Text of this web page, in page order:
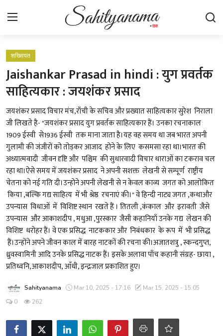
स्वतंत्रता सेनानी
साहित्य समाचार
होम
कहानी
कविता
आलेख
शख्सियत
धरोहर
उपन्यास
सिनेमा
शख्सियत
Jaishankar Prasad in hindi : युग प्रवर्तक
साहित्यकार : जयशंकर प्रसाद
जयशंकर प्रसाद विचार मंच,राँची के सचिव और प्रख्यात साहित्यकार सुरेश निराला
जी लिखते है- "जयशंकर प्रसाद युग प्रवर्तक साहित्यकार हैं। उनका रचनाकाल
1909 ईस्वी से1936 ईस्वी तक माना जाता है।यह वह समय था जब भारत अपनी
गुलामी की जंजीरों को तोड़कर आजाद होने के लिए कसमसा रहा था।भारत की
अध्यात्मवादी जीवन दृष्टि और पश्चिम की सुधारवादी विचार धाराओं का टकराव चल
रहा था।ऐसे समय में जयशंकर प्रसाद ने अपनी सशक्त लेखनी से सम्पूर्ण राष्ट्रीय
चेतना को नई गति दी।उन्होने अपनी लेखनी से न केवल काव्य जगत को आलोकित
किया ,बल्कि गद्य साहित्य में भी श्रेष्ठ रचनाएं की।" वे हिन्दी नाट्य जगत ,कथाऔर
उपन्यास विधाओं में विशिष्ट स्थान रखते हैं । तितली ,कंकाल और इरावती जैसे
उपन्यास और आकाशदीप , मधुआ ,पुरस्कार जैसी कहानियाँ उनके गद्य लेखन की
विशिष्ट धरोहर हैं। वे एक प्रसिद्ध नाटककार और निबंधकार के रूप में भी प्रसिद्ध
हैं।उन्होंने अपने जीवन काल में बारह नाटकों की रचना की।अजातशत्रु , स्कन्दगुप्त,
ध्रुवस्वामिनी आदि उनके प्रसिद्ध नाटक हैं। इसके अलावा पाँच कहानी संग्रह- छाया ,
प्रतिध्वनि,आकाशदीप, आँधी, इन्द्रजाल प्रकाशित हुए।
Sahityanama Mar 10, 2025 - 17:16
Mar 15, 2025 - 15:05
0
262